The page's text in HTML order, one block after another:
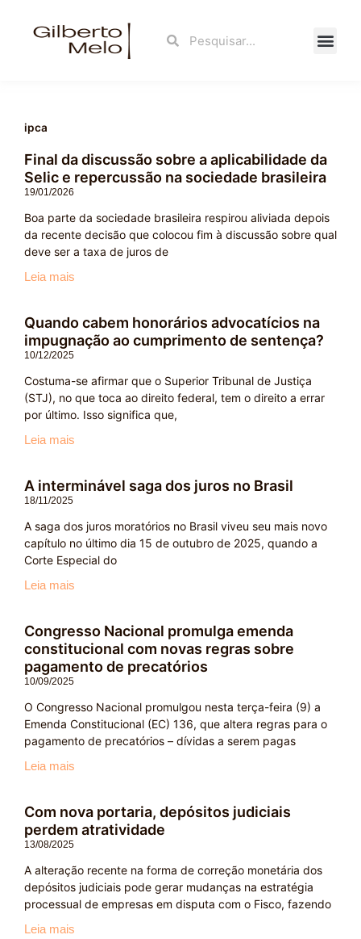
Search
ipca
Final da discussão sobre a aplicabilidade da
Selic e repercussão na sociedade brasileira
19/01/2026
Boa parte da sociedade brasileira respirou aliviada depois
da recente decisão que colocou fim à discussão sobre qual
deve ser a taxa de juros de
Leia mais
Quando cabem honorários advocatícios na
impugnação ao cumprimento de sentença?
10/12/2025
Costuma-se afirmar que o Superior Tribunal de Justiça
(STJ), no que toca ao direito federal, tem o direito a errar
por último. Isso significa que,
Leia mais
A interminável saga dos juros no Brasil
18/11/2025
A saga dos juros moratórios no Brasil viveu seu mais novo
capítulo no último dia 15 de outubro de 2025, quando a
Corte Especial do
Leia mais
Congresso Nacional promulga emenda
constitucional com novas regras sobre
pagamento de precatórios
10/09/2025
O Congresso Nacional promulgou nesta terça-feira (9) a
Emenda Constitucional (EC) 136, que altera regras para o
pagamento de precatórios – dívidas a serem pagas
Leia mais
Com nova portaria, depósitos judiciais
perdem atratividade
13/08/2025
A alteração recente na forma de correção monetária dos
depósitos judiciais pode gerar mudanças na estratégia
processual de empresas em disputa com o Fisco, fazendo
Leia mais